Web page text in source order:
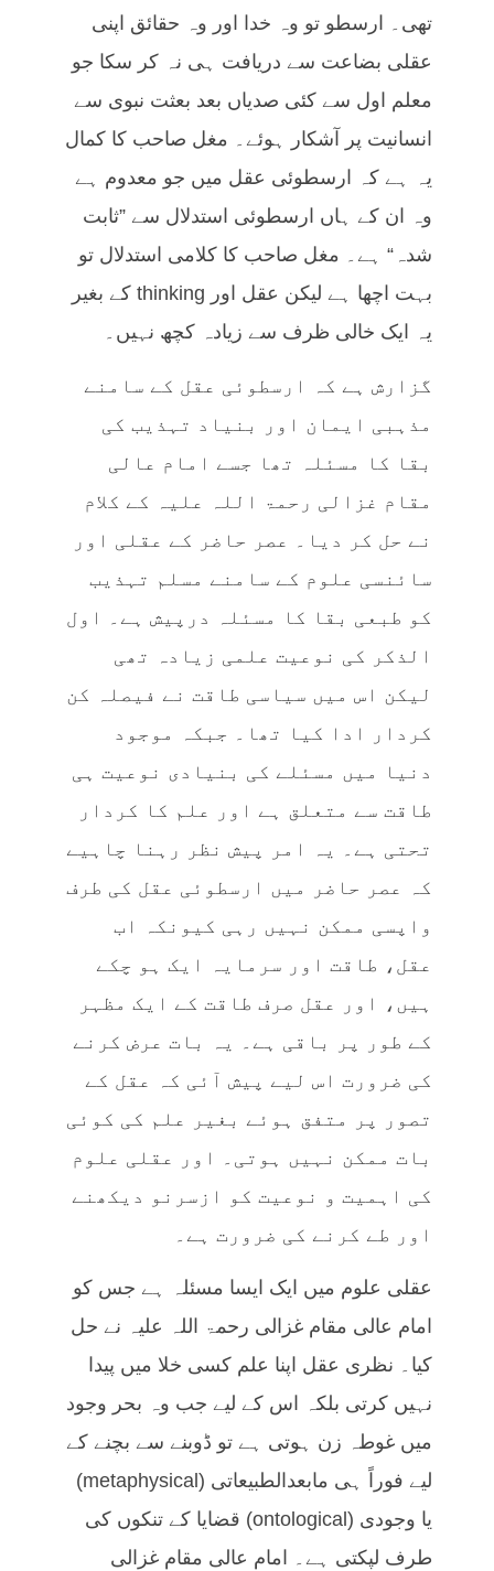
تھی۔ ارسطو تو وہ خدا اور وہ حقائق اپنی
عقلی بضاعت سے دریافت ہی نہ کر سکا جو
معلم اول سے کئی صدیاں بعد بعثت نبوی سے
انسانیت پر آشکار ہوئے۔ مغل صاحب کا کمال
یہ ہے کہ ارسطوئی عقل میں جو معدوم ہے
وہ ان کے ہاں ارسطوئی استدلال سے ”ثابت
شدہ“ ہے۔ مغل صاحب کا کلامی استدلال تو
بہت اچھا ہے لیکن عقل اور thinking کے بغیر
یہ ایک خالی ظرف سے زیادہ کچھ نہیں۔
گزارش ہے کہ ارسطوئی عقل کے سامنے
مذہبی ایمان اور بنیاد تہذیب کی
بقا کا مسئلہ تھا جسے امام عالی
مقام غزالی رحمۃ اللہ علیہ کے کلام
نے حل کر دیا۔ عصر حاضر کے عقلی اور
سائنسی علوم کے سامنے مسلم تہذیب
کو طبعی بقا کا مسئلہ درپیش ہے۔ اول
الذکر کی نوعیت علمی زیادہ تھی
لیکن اس میں سیاسی طاقت نے فیصلہ کن
کردار ادا کیا تھا۔ جبکہ موجود
دنیا میں مسئلے کی بنیادی نوعیت ہی
طاقت سے متعلق ہے اور علم کا کردار
تحتی ہے۔ یہ امر پیش نظر رہنا چاہیے
کہ عصر حاضر میں ارسطوئی عقل کی طرف
واپسی ممکن نہیں رہی کیونکہ اب
عقل، طاقت اور سرمایہ ایک ہو چکے
ہیں، اور عقل صرف طاقت کے ایک مظہر
کے طور پر باقی ہے۔ یہ بات عرض کرنے
کی ضرورت اس لیے پیش آئی کہ عقل کے
تصور پر متفق ہوئے بغیر علم کی کوئی
بات ممکن نہیں ہوتی۔ اور عقلی علوم
کی اہمیت و نوعیت کو ازسرنو دیکھنے
اور طے کرنے کی ضرورت ہے۔
عقلی علوم میں ایک ایسا مسئلہ ہے جس کو
امام عالی مقام غزالی رحمۃ اللہ علیہ نے حل
کیا۔ نظری عقل اپنا علم کسی خلا میں پیدا
نہیں کرتی بلکہ اس کے لیے جب وہ بحر وجود
میں غوطہ زن ہوتی ہے تو ڈوبنے سے بچنے کے
لیے فوراً ہی مابعدالطبیعاتی (metaphysical)
یا وجودی (ontological) قضایا کے تنکوں کی
طرف لپکتی ہے۔ امام عالی مقام غزالی